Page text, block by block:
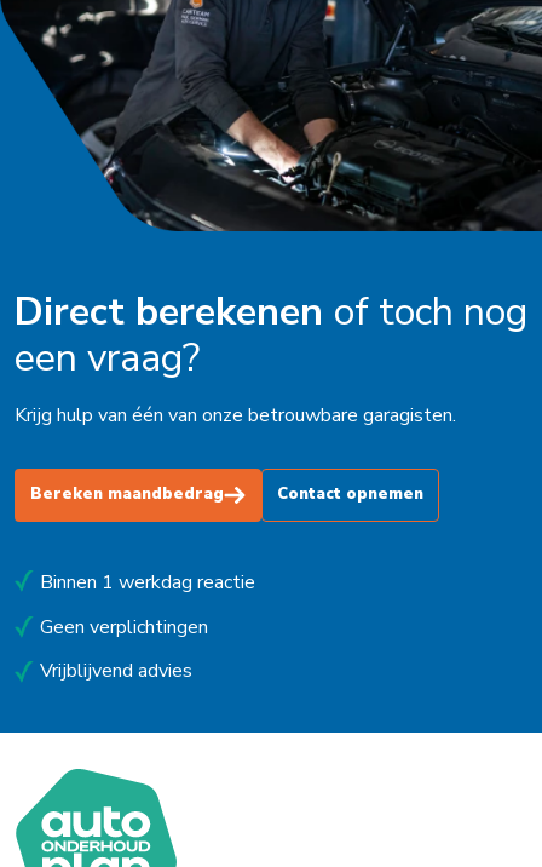
Direct berekenen of toch nog
een vraag?
Krijg hulp van één van onze betrouwbare garagisten.
Bereken maandbedrag Contact opnemen
Binnen 1 werkdag reactie
Geen verplichtingen
Vrijblijvend advies